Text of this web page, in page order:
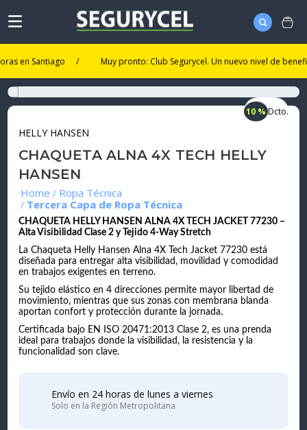
Santiago / Muy pronto: Club Segurycel. Un nuevo nivel de beneficios.
10 % Dcto.
HELLY HANSEN
CHAQUETA ALNA 4X TECH HELLY
HANSEN
Ropa Técnica
Tercera Capa de Ropa Técnica
CHAQUETA HELLY HANSEN ALNA 4X TECH JACKET 77230 –
Alta Visibilidad Clase 2 y Tejido 4-Way Stretch
La Chaqueta Helly Hansen Alna 4X Tech Jacket 77230 está
diseñada para entregar alta visibilidad, movilidad y comodidad
en trabajos exigentes en terreno.
Su tejido elástico en 4 direcciones permite mayor libertad de
movimiento, mientras que sus zonas con membrana blanda
aportan confort y protección durante la jornada.
Certificada bajo EN ISO 20471:2013 Clase 2, es una prenda
ideal para trabajos donde la visibilidad, la resistencia y la
funcionalidad son clave.
Envío en 24 horas de lunes a viernes
Solo en la Región Metropolitana